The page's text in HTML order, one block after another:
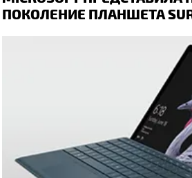
ПОКОЛЕНИЕ ПЛАНШЕТА